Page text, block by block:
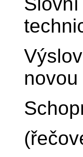
novou